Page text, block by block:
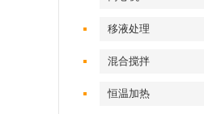
移液处理
混合搅拌
恒温加热